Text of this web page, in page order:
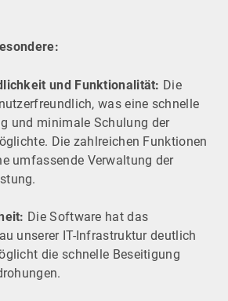
und Funktionalität: Die
was eine schnelle
und minimale Schulung der
Die zahlreichen Funktionen
umfassende Verwaltung der
Die Software hat das
unserer IT-Infrastruktur deutlich
die schnelle Beseitigung